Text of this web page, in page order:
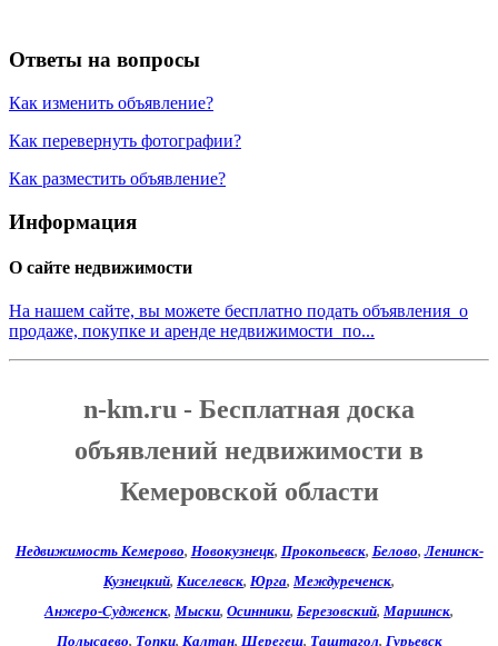
Ответы на вопросы
Как изменить объявление?
Как перевернуть фотографии?
Как разместить объявление?
Информация
О сайте недвижимости
На нашем сайте, вы можете бесплатно подать объявления о
продаже, покупке и аренде недвижимости по...
n-km.ru - Бесплатная доска
объявлений недвижимости в
Кемеровской области
Недвижимость Кемерово, Новокузнецк, Прокопьевск, Белово,Ленинск-
Кузнецкий, Киселевск, Юрга, Междуреченск,
Анжеро-Судженск, Мыски, Осинники, Березовский, Мариинск,
Полысаево, Топки, Калтан, Шерегеш, Таштагол, Гурьевск